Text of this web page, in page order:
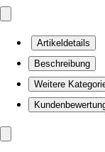
Artikeldetails
Beschreibung
Weitere